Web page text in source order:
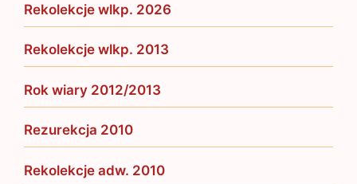
Rekolekcje wlkp. 2026
Rekolekcje wlkp. 2013
Rok wiary 2012/2013
Rezurekcja 2010
Rekolekcje adw. 2010